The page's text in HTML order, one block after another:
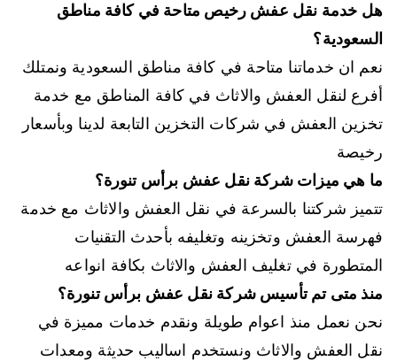
هل خدمة نقل عفش رخيص متاحة في كافة مناطق
السعودية؟
نعم ان خدماتنا متاحة في كافة مناطق السعودية ونمتلك
أفرع لنقل العفش والاثاث في كافة المناطق مع خدمة
تخزين العفش في شركات التخزين التابعة لدينا وبأسعار
رخيصة
ما هي ميزات شركة نقل عفش برأس تنورة؟
تتميز شركتنا بالسرعة في نقل العفش والاثاث مع خدمة
فهرسة العفش وتخزينه وتغليفه بأحدث التقنيات
المتطورة في تغليف العفش والاثاث بكافة انواعه
منذ متى تم تأسيس شركة نقل عفش برأس تنورة؟
نحن نعمل منذ اعوام طويلة ونقدم خدمات مميزة في
نقل العفش والاثاث ونستخدم اساليب حديثة ومعدات